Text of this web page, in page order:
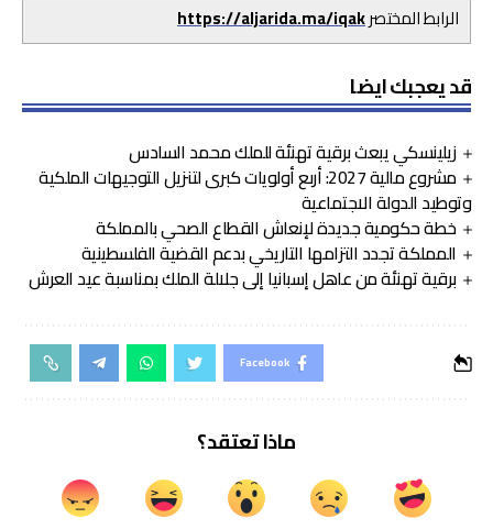
الرابط المختصرhttps://aljarida.ma/iqak
قد يعجبك ايضا
زيلينسكي يبعث برقية تهنئة للملك محمد السادس
مشروع مالية 2027: أربع أولويات كبرى لتنزيل التوجيهات الملكية
وتوطيد الدولة الاجتماعية
خطة حكومية جديدة لإنعاش القطاع الصحي بالمملكة
المملكة تجدد التزامها التاريخي بدعم القضية الفلسطينية
برقية تهنئة من عاهل إسبانيا إلى جلالة الملك بمناسبة عيد العرش
Facebook
ماذا تعتقد؟